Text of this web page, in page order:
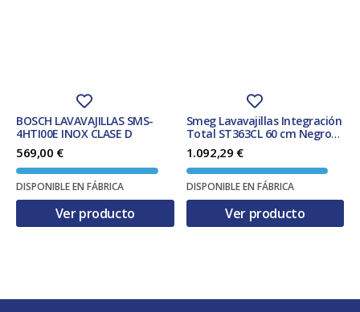
BOSCH LAVAVAJILLAS SMS-
4HTI00E INOX CLASE D
569,00 €
DISPONIBLE EN FÁBRICA
Ver producto
Smeg Lavavajillas Integración
Total ST363CL 60 cm Negro
13 servicios Motor Inverter 2.0
FlexiDuo Dry Assist Clase C
1.092,29 €
DISPONIBLE EN FÁBRICA
Ver producto